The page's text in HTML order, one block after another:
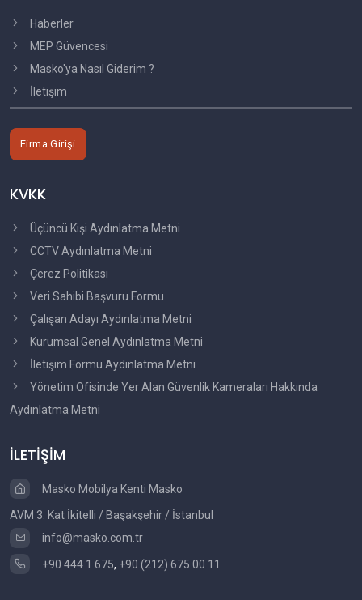
Haberler
MEP Güvencesi
Masko'ya Nasıl Giderim ?
İletişim
Firma Girişi
KVKK
Üçüncü Kişi Aydınlatma Metni
CCTV Aydınlatma Metni
Çerez Politikası
Veri Sahibi Başvuru Formu
Çalışan Adayı Aydınlatma Metni
Kurumsal Genel Aydınlatma Metni
İletişim Formu Aydınlatma Metni
Yönetim Ofisinde Yer Alan Güvenlik Kameraları Hakkında
Aydınlatma Metni
İLETİŞİM
Masko Mobilya Kenti Masko
AVM 3. Kat İkitelli / Başakşehir / İstanbul
info@masko.com.tr
+90 444 1 675, +90 (212) 675 00 11